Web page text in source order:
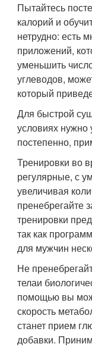
Пытайтесь
калорий и
нетрудно: есть
приложений,
уменьшить
углеводов,
который
Для быстрой
условиях нужно
постепенно,
Тренировки во
регулярные, с
увеличивая
пренебрегайте
тренировки
так как
для мужчин
Не
телаи
помощью вы
скорость
станет прием
добавки.